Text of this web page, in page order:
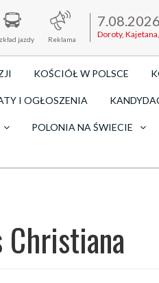
jazdy Reklama
7.08.2026
Doroty,
KOŚCIÓŁ W POLSCE
I OGŁOSZENIA
POLONIA NA ŚWIECIE